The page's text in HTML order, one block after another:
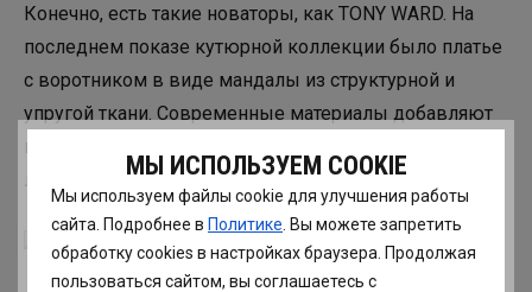
МЫ ИСПОЛЬЗУЕМ COOKIE
Мы используем файлы cookie для улучшения работы
сайта. Подробнее в Политике . Вы можете запретить
обработку сookies в настройках браузера. Продолжая
пользоваться сайтом, вы соглашаетесь с
Конечно, есть такие новаторы, как TONY WARD. На
последнем показе кутюрной коллекции было платье
с воротником в виде мандалы из структурной и
упругой ткани. Современные материалы добавляют
платьям более футуристический вид, но совсем не
лишают их красоты.